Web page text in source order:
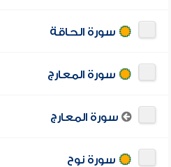
سورة الحاقة
سورة المعارج
سورة المعارج
سورة نوح